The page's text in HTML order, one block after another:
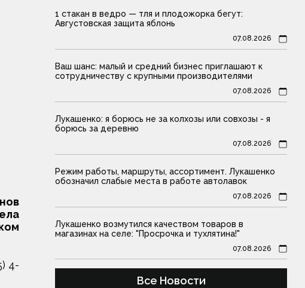
4-
1 стакан в ведро — тля и плодожорка бегут:
Августовская защита яблонь
07.08.2026
Ваш шанс: малый и средний бизнес приглашают к
сотрудничеству с крупными производителями
07.08.2026
Лукашенко: я борюсь не за колхозы или совхозы - я
борюсь за деревню
07.08.2026
Режим работы, маршруты, ассортимент. Лукашенко
обозначил слабые места в работе автолавок
07.08.2026
Лукашенко возмутился качеством товаров в
магазинах на селе: "Просрочка и тухлятина!"
07.08.2026
Все Новости